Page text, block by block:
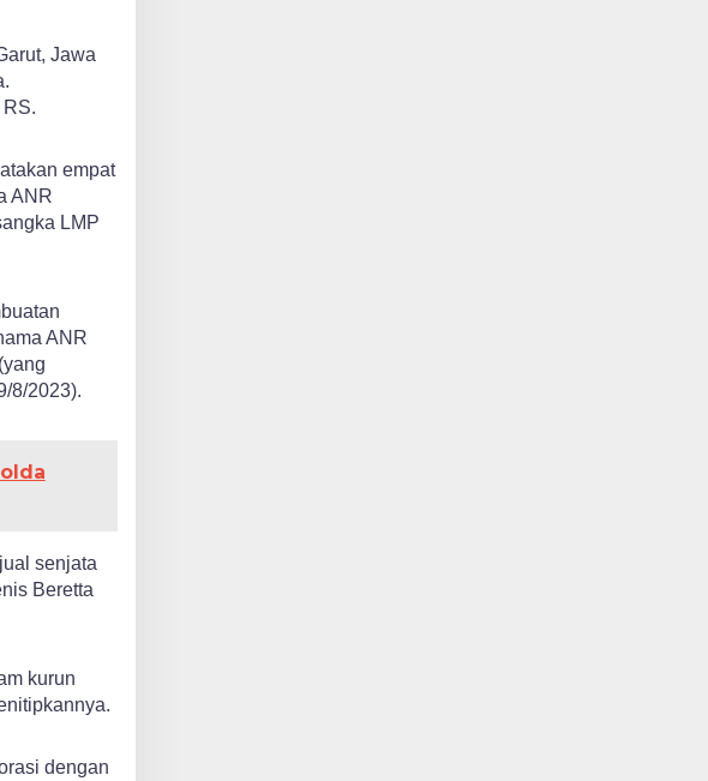
Jawa
empat
ANR
LMP
ANR
8/2023).
senjata
Beretta
kurun
dengan